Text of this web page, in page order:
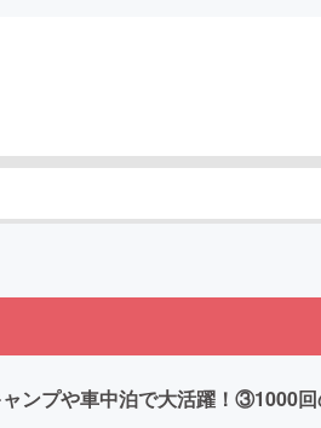
ンプや車中泊で大活躍！③1000